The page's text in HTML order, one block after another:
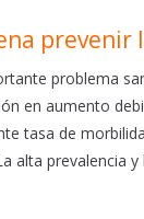
prevenir
problema
en aumento
tasa de
alta prevalencia